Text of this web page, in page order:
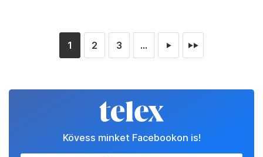
1 2 3 ... ► ►►
Kövess minket Facebookon is!